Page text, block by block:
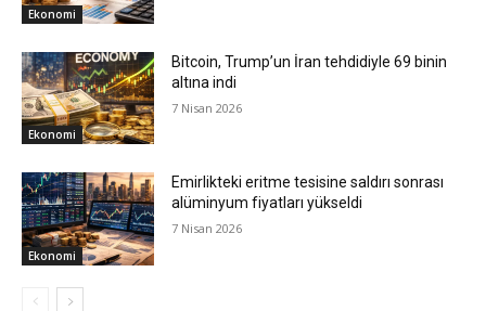
Ekonomi
Ekonomi
Bitcoin, Trump’un İran tehdidiyle 69 binin
altına indi
7 Nisan 2026
Ekonomi
Emirlikteki eritme tesisine saldırı sonrası
alüminyum fiyatları yükseldi
7 Nisan 2026